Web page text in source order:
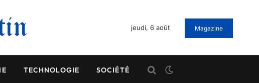
jeudi, 6 août Magazine
TECHNOLOGIE SOCIÉTÉ